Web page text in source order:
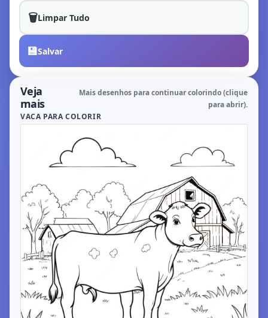
🗑️Limpar Tudo
💾Salvar
Veja
mais
Mais desenhos para continuar colorindo (clique
para abrir).
VACA PARA COLORIR